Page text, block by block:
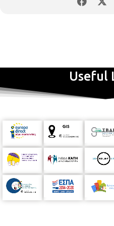
Χορευτική Ομάδα Τριανδρίας
Σύλλογος Ποντίων Ευόσμου
Σύλλογος Φίλων Κρητικής
Πολιτιστικός Σύλλογος
Αθλητικός Χορευτικός
Σταυρούπολης»
Παγχαλκιδικός Σύλλογος
Σύλλογος Κοκκινοπλιτών
Useful